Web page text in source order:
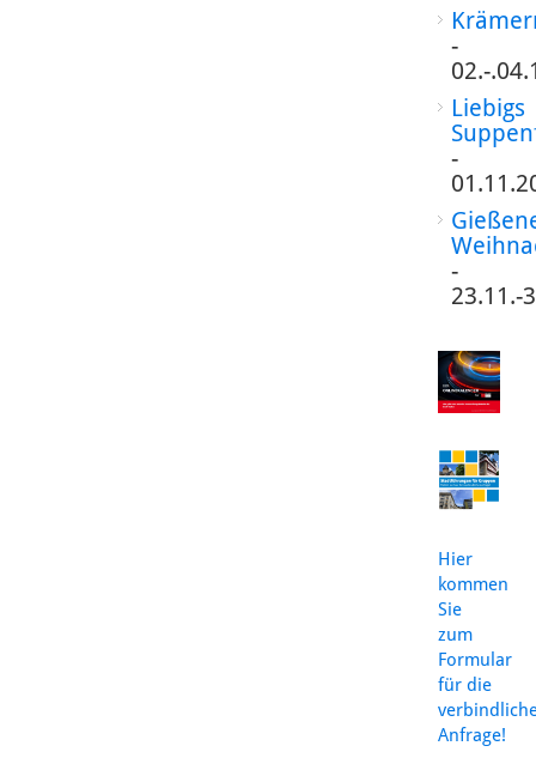
-
02.-
Liebigs
-
-
23.11.-
Hier
kommen
Sie
zum
Formular
für die
Anfrage!